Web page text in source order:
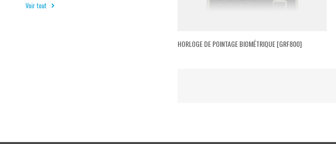
HORLOGE DE POINTAGE BIOMÉTRIQUE [GRF800]
Voir tout